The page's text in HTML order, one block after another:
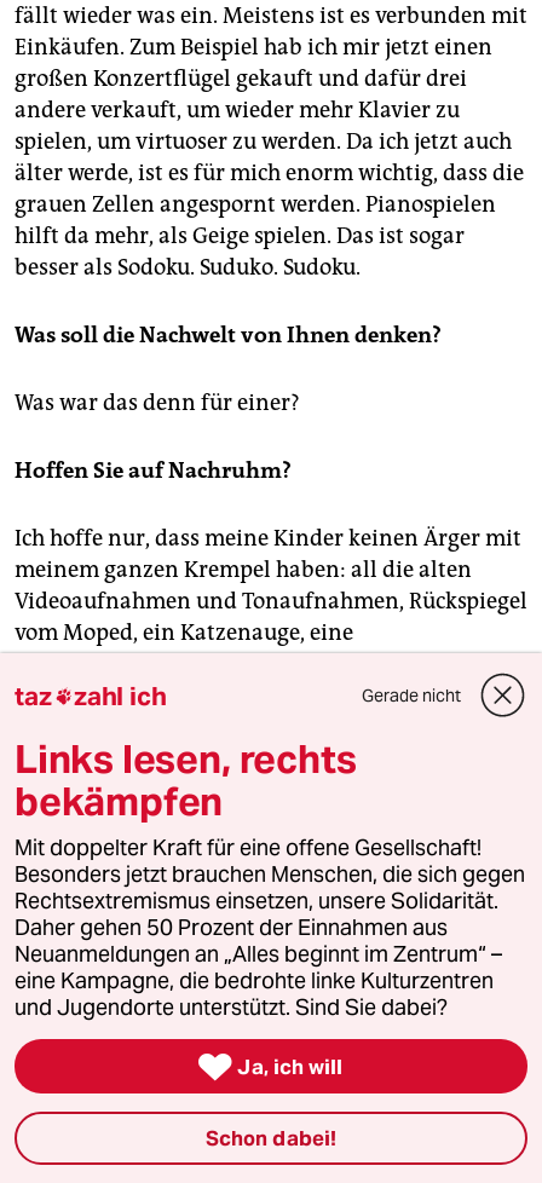
fällt wieder was ein. Meistens ist es verbunden mit
Einkäufen. Zum Beispiel hab ich mir jetzt einen
großen Konzertflügel gekauft und dafür drei
andere verkauft, um wieder mehr Klavier zu
spielen, um virtuoser zu werden. Da ich jetzt auch
älter werde, ist es für mich enorm wichtig, dass die
grauen Zellen angespornt werden. Pianospielen
hilft da mehr, als Geige spielen. Das ist sogar
besser als Sodoku. Suduko. Sudoku.
Was soll die Nachwelt von Ihnen denken?
Was war das denn für einer?
Hoffen Sie auf Nachruhm?
Ich hoffe nur, dass meine Kinder keinen Ärger mit
meinem ganzen Krempel haben: all die alten
Videoaufnahmen und Tonaufnahmen, Rückspiegel
vom Moped, ein Katzenauge, eine
auf Nihil Baxter“ und „Texas“, in riesigen Kartons.
kann.
Zum neuen Jahr fasst man normalerweise gute
Vorsätze. Haben Sie einen guten Nachsatz?
Maske auf und durch.
Die Engagierten stärken
Der drohende Erfolg der AfD bei den kommenden
Landtagswahlen zeigt, wie stark rechtsextreme
Kräfte inzwischen geworden sind. Gerade jetzt
taz zahl ich Gerade nicht
Links lesen, rechts
bekämpfen
Mit doppelter Kraft für eine offene Gesellschaft!
Besonders jetzt brauchen Menschen, die sich gegen
Rechtsextremismus einsetzen, unsere Solidarität.
Daher gehen 50 Prozent der Einnahmen aus
Neuanmeldungen an „Alles beginnt im Zentrum“ –
eine Kampagne, die bedrohte linke Kulturzentren
und Jugendorte unterstützt. Sind Sie dabei?
 Ja, ich will
Schon dabei!